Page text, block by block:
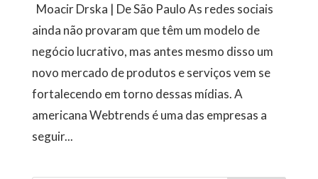
Moacir Drska | De São Paulo As redes sociais
ainda não provaram que têm um modelo de
negócio lucrativo, mas antes mesmo disso um
novo mercado de produtos e serviços vem se
fortalecendo em torno dessas mídias. A
americana Webtrends é uma das empresas a
seguir...